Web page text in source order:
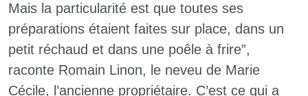
Mais la particularité est que toutes ses
préparations étaient faites sur place, dans un
petit réchaud et dans une poêle à frire”,
raconte Romain Linon, le neveu de Marie
Cécile, l’ancienne propriétaire. C’est ce qui a